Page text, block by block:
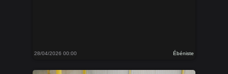
28/04/2026 00:00 Ébéniste